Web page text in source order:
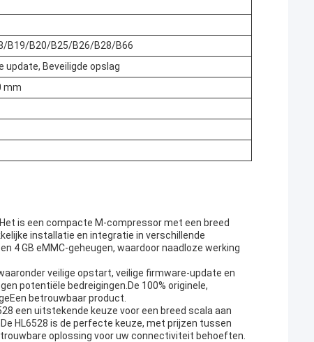
B19/B20/B25/B26/B28/B66
update, Beveiligde opslag
mm
is een compacte M-compressor met een breed
installatie en integratie in verschillende
4 GB eMMC-geheugen, waardoor naadloze werking
veilige opstart, veilige firmware-update en
potentiële bedreigingen.De 100% originele,
betrouwbaar product.
een uitstekende keuze voor een breed scala aan
HL6528 is de perfecte keuze, met prijzen tussen
oplossing voor uw connectiviteit behoeften.